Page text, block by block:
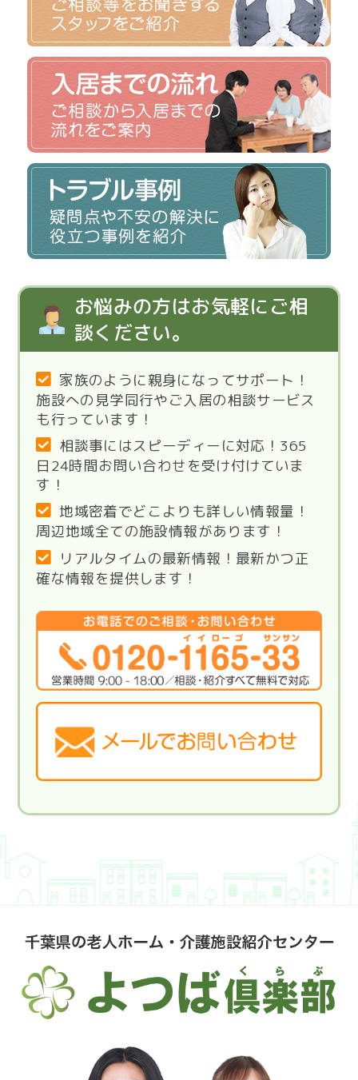
お悩みの方はお気軽にご相
談ください。
家族のように親身になってサポート！
施設への見学同行やご入居の相談サービス
も行っています！
相談事にはスピーディーに対応！365
日24時間お問い合わせを受け付けていま
す！
地域密着でどこよりも詳しい情報量！
周辺地域全ての施設情報があります！
リアルタイムの最新情報！最新かつ正
確な情報を提供します！